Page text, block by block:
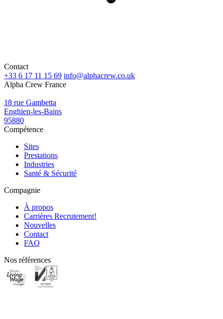
Contact
+33 6 17 11 15 69 info@alphacrew.co.uk
Alpha Crew France
18 rue Gambetta
Enghien-les-Bains
95880
Compétence
Sites
Prestations
Industries
Santé & Sécurité
Compagnie
À propos
Carrières Recrutement!
Nouvelles
Contact
FAQ
Nos références